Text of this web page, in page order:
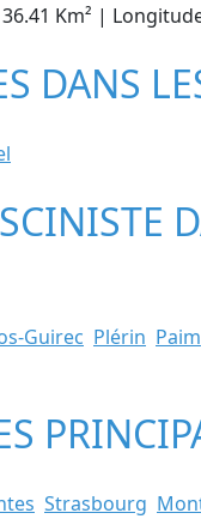
Km² |
DANS
Guirec Plérin
Strasbourg